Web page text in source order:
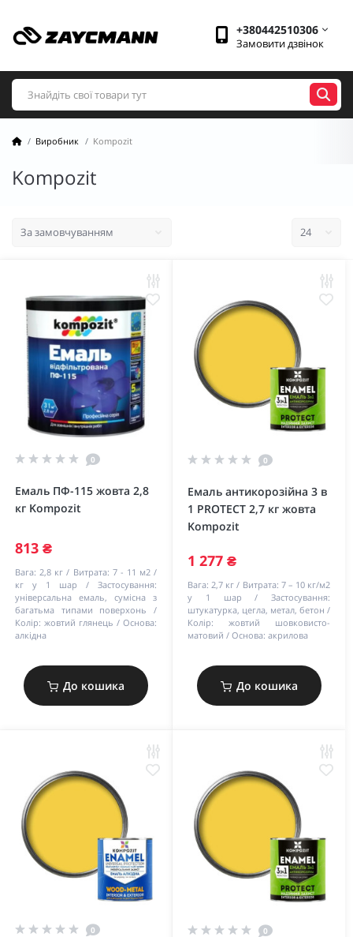
+380442510306
Замовити дзвінок
Виробник Kompozit
Kompozit
0
Емаль ПФ-115 жовта 2,8
кг Kompozit
813 ₴
Вага: 2,8 кг Витрата: 7 - 11 м2 /
кг у 1 шар
Застосування:
універсальна емаль, сумісна з
багатьма типами поверхонь
Колір: жовтий глянець
Основа:
алкідна
До кошика
0
Емаль антикорозійна 3 в
1 PROTECT 2,7 кг жовта
Kompozit
1 277 ₴
Вага: 2,7 кг Витрата: 7 – 10 кг/м2
у 1 шар
Застосування:
штукатурка, цегла, метал, бетон
Колір:
жовтий шовковисто-
матовий
Основа: акрилова
До кошика
0 0